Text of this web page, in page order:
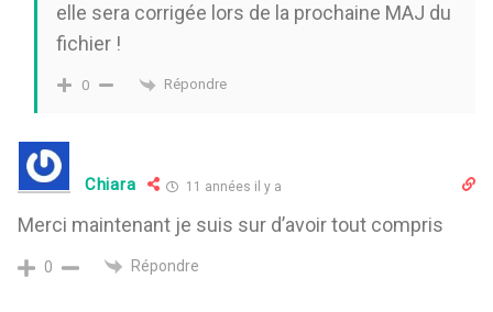
elle sera corrigée lors de la prochaine MAJ du
fichier !
0 Répondre
Chiara 11 années il y a
Merci maintenant je suis sur d’avoir tout compris
0 Répondre